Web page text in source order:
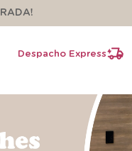
Despacho Express